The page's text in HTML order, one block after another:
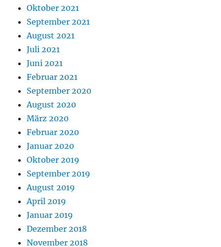
Oktober 2021
September 2021
August 2021
Juli 2021
Juni 2021
Februar 2021
September 2020
August 2020
März 2020
Februar 2020
Januar 2020
Oktober 2019
September 2019
August 2019
April 2019
Januar 2019
Dezember 2018
November 2018